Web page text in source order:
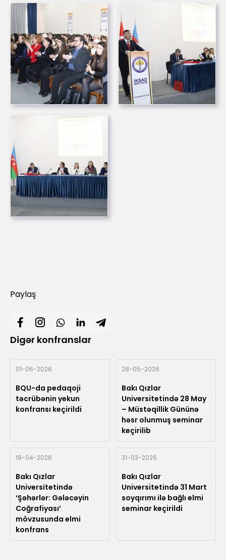
Paylaş
Digər konfranslar
01-06-2026
BQU-da pedaqoji
təcrübənin yekun
konfransı keçirildi
28-05-2026
Bakı Qızlar
Universitetində 28 May
– Müstəqillik Gününə
həsr olunmuş seminar
keçirilib
18-04-2026
Bakı Qızlar
Universitetində
‘Şəhərlər: Gələcəyin
Coğrafiyası’
mövzusunda elmi
konfrans
31-03-2026
Bakı Qızlar
Universitetində 31 Mart
soyqırımı ilə bağlı elmi
seminar keçirildi